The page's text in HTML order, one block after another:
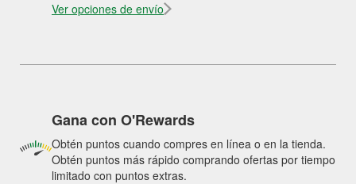
Ver opciones de envío
Gana con O'Rewards
Obtén puntos cuando compres en línea o en la tienda.
Obtén puntos más rápido comprando ofertas por tiempo
limitado con puntos extras.